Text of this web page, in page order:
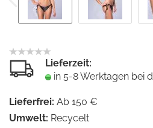
Lieferzeit:
in 5-8 Werktagen bei
Lieferfrei: Ab 150 €
Umwelt: Recycelt